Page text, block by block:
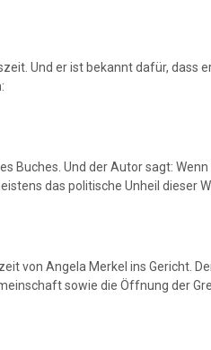
Und er ist bekannt dafür, dass
Buches. Und der Autor sagt:
das politische Unheil dieser
von Angela Merkel ins Gericht.
sowie die Öffnung der